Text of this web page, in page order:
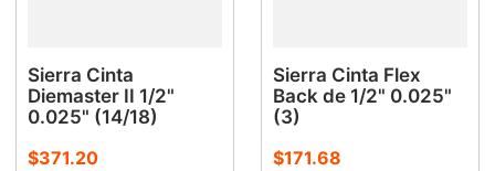
Sierra Cinta
Diemaster II 1/2"
0.025" (14/18)
$371.20
Sierra Cinta Flex
Back de 1/2" 0.025"
(3)
$171.68